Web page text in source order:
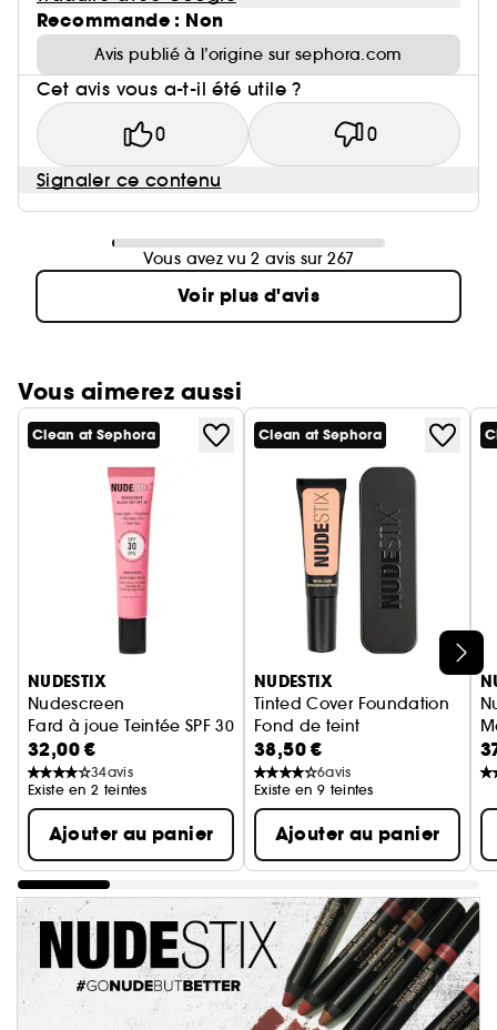
Recommande : Non
Avis publié à l’origine sur sephora.com
Cet avis vous a-t-il été utile ?
0 0
Signaler ce contenu
Vous avez vu 2 avis sur 267
Voir plus d'avis
Vous aimerez aussi
Ignorer le carrousel produits
Clean at Sephora
NUDESTIX
Nudescreen
Fard à joue Teintée SPF 30
32,00 €
34avis
Existe en 2 teintes
Ajouter au panier
Clean at Sephora
NUDESTIX
Tinted Cover Foundation
Fond de teint
38,50 €
6avis
Existe en 9 teintes
Ajouter au panier